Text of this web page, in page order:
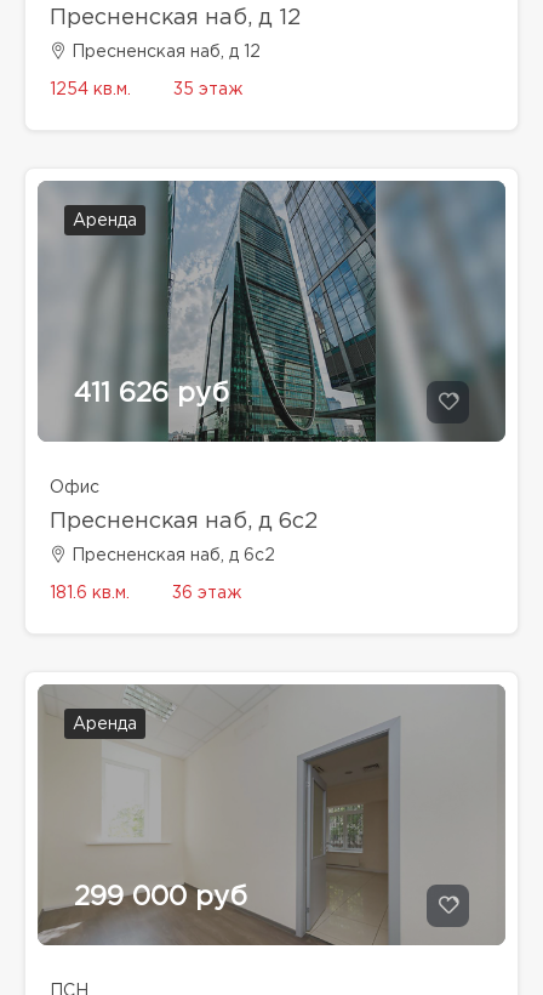
Пресненская наб, д 12
Пресненская наб, д 12
1254 кв.м. 35 этаж
Аренда
411 626 руб
Офис
Пресненская наб, д 6с2
Пресненская наб, д 6с2
181.6 кв.м. 36 этаж
Аренда
299 000 руб
ПСН